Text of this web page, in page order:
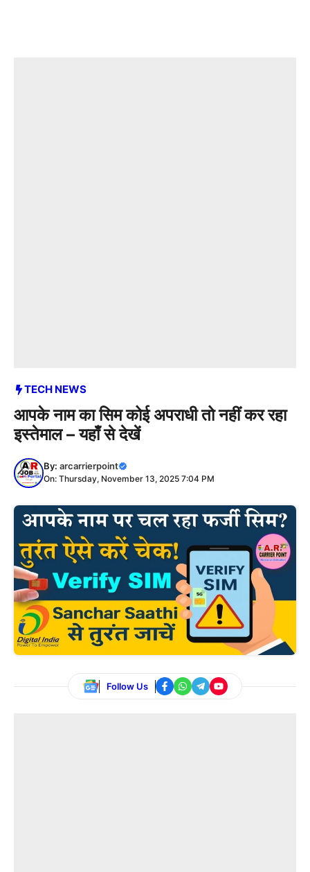
TECH NEWS
आपके नाम का सिम कोई अपराधी तो नहीं कर रहा
इस्तेमाल – यहाँ से देखें
By: arcarrierpoint
On: Thursday, November 13, 2025 7:04 PM
Follow Us